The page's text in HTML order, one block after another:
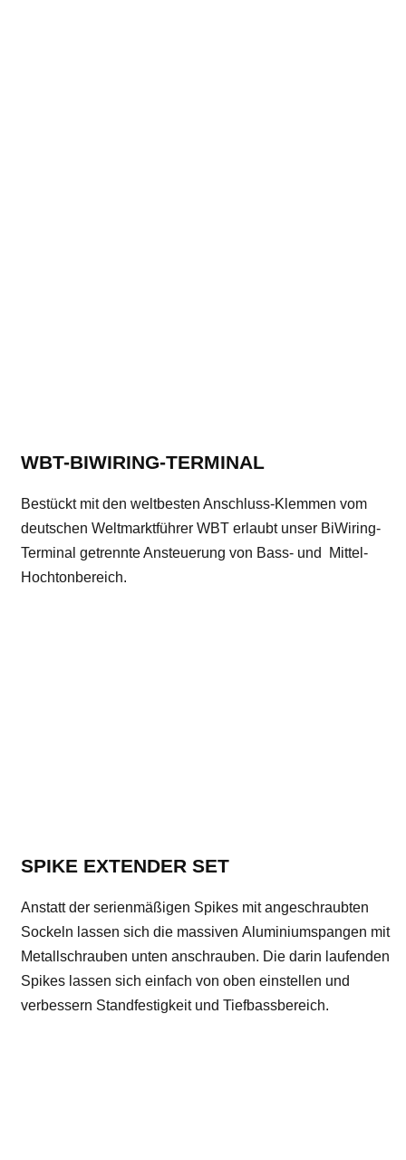
WBT-BIWIRING-TERMINAL
Bestückt mit den weltbesten Anschluss-Klemmen vom
deutschen Weltmarktführer WBT erlaubt unser BiWiring-
Terminal getrennte Ansteuerung von Bass- und Mittel-
Hochtonbereich.
SPIKE EXTENDER SET
Anstatt der serienmäßigen Spikes mit angeschraubten
Sockeln lassen sich die massiven Aluminiumspangen mit
Metallschrauben unten anschrauben. Die darin laufenden
Spikes lassen sich einfach von oben einstellen und
verbessern Standfestigkeit und Tiefbassbereich.